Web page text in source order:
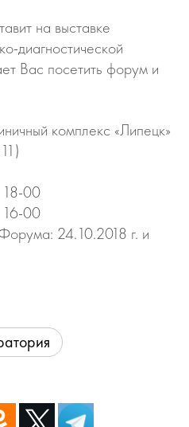
на выставке
диагностической
Вас посетить форум и
комплекс «Липецк»
18-00
16-00
24.10.2018 г. и